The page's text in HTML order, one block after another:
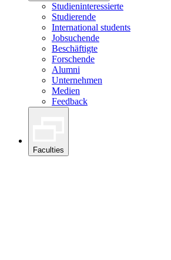
Studieninteressierte
Studierende
International students
Jobsuchende
Beschäftigte
Forschende
Alumni
Unternehmen
Medien
Feedback
Faculties